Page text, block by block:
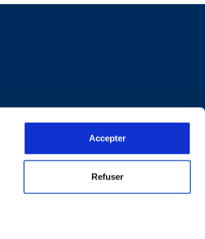
Accepter
Refuser